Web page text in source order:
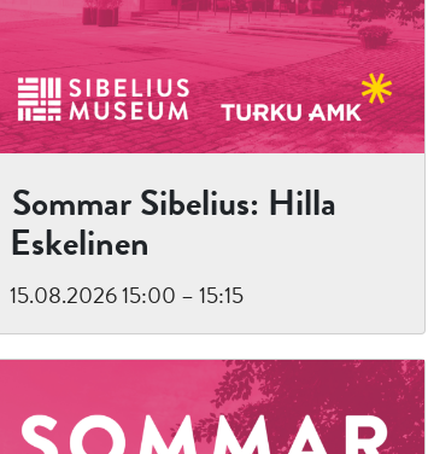
Sommar Sibelius: Hilla
Eskelinen
15.08.2026 15:00 – 15:15